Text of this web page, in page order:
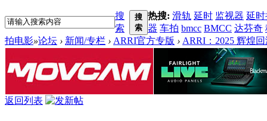
搜
索
搜
索
热搜: 滑轨 延时 监视器 延
器 车拍 bmcc BMCC 达芬奇
拍电影»论坛 › 新闻/专栏 › ARRI官方专版 › ARRI：2025 辉煌
返回列表